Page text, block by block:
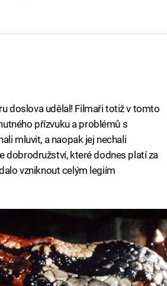
doslova udělal! Filmaři totiž v tomto
přízvuku a problémů s
mluvit, a naopak jej nechali
dobrodružství, které dodnes platí za
vzniknout celým legiím